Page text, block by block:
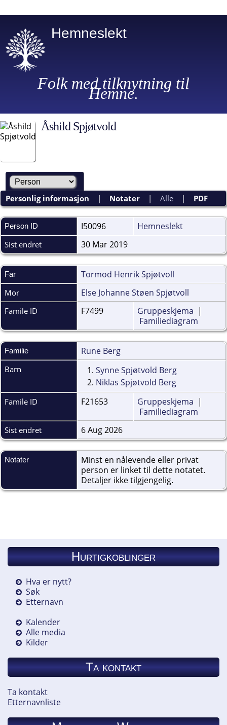
Hemneslekt
Folk med tilknytning til
Hemne.
Åshild Spjøtvold
Personlig informasjon | Notater |Alle | PDF
Person ID I50096 Hemneslekt
Sist endret 30 Mar 2019
Far Tormod Henrik Spjøtvoll
Mor Else Johanne Støen Spjøtvoll
Famile ID F7499 Gruppeskjema |
Familiediagram
Familie Rune Berg
Barn 1. Synne Spjøtvold Berg
2. Niklas Spjøtvold Berg
Famile ID F21653 Gruppeskjema |
Familiediagram
Sist endret 6 Aug 2026
Notater
Minst en nålevende eller privat
person er linket til dette notatet.
Detaljer ikke tilgjengelig.
Hurtigkoblinger
Hva er nytt?
Søk
Etternavn
Kalender
Alle media
Kilder
Ta kontakt
Ta kontakt
Etternavnliste